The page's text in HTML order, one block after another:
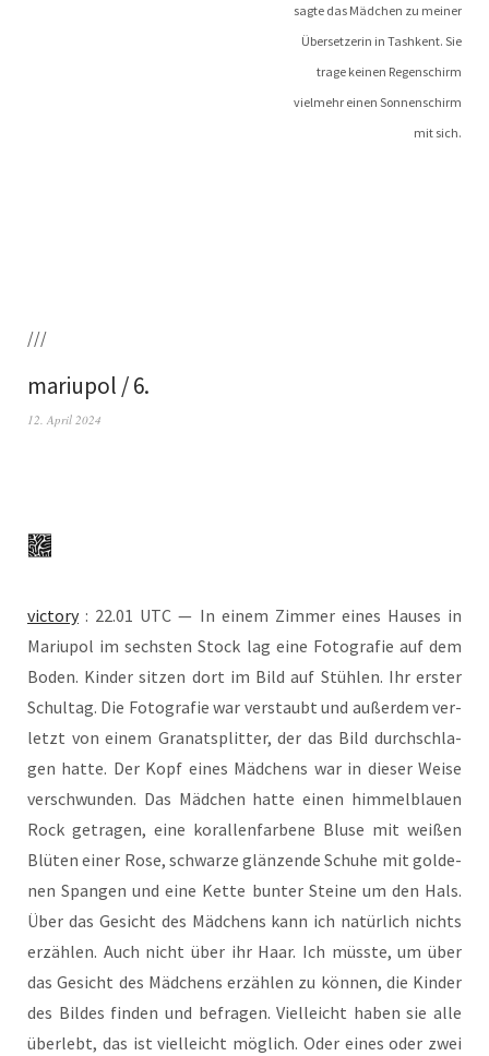
sag­te das Mäd­chen zu meiner
Über­set­ze­rin in Tash­kent. Sie
tra­ge kei­nen Regenschirm
viel­mehr einen Sonnenschirm
mit sich.
///
mariupol / 6.
12. April 2024
vic­to­ry: 22.01 UTC — In einem Zim­mer eines Hau­ses in
Mariu­pol im sechs­ten Stock lag eine Foto­gra­fie auf dem
Boden. Kin­der sit­zen dort im Bild auf Stüh­len. Ihr ers­ter
Schul­tag. Die Foto­gra­fie war ver­staubt und außer­dem ver­
letzt von einem Gra­nat­split­ter, der das Bild durch­schla­
gen hat­te. Der Kopf eines Mäd­chens war in die­ser Wei­se
ver­schwun­den. Das Mäd­chen hat­te einen him­mel­blau­en
Rock getra­gen, eine koral­len­far­be­ne Blu­se mit wei­ßen
Blü­ten einer Rose, schwar­ze glän­zen­de Schu­he mit gol­de­
nen Span­gen und eine Ket­te bun­ter Stei­ne um den Hals.
Über das Gesicht des Mäd­chens kann ich natür­lich nichts
erzäh­len. Auch nicht über ihr Haar. Ich müss­te, um über
das Gesicht des Mäd­chens erzäh­len zu kön­nen, die Kin­der
des Bil­des fin­den und befra­gen. Viel­leicht haben sie alle
über­lebt, das ist viel­leicht mög­lich. Oder eines oder zwei